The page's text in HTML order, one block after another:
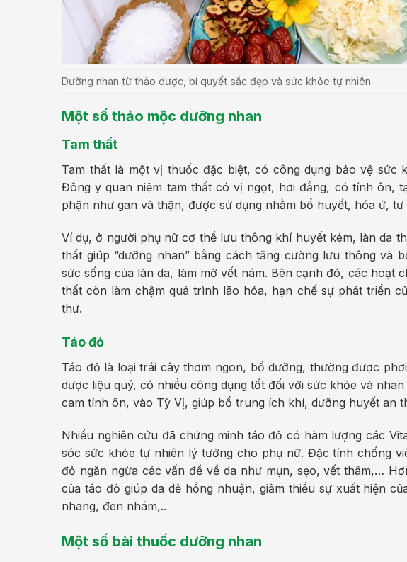
Dưỡng nhan từ thảo dược, bí quyết sắc đẹp và sức khỏe tự nhiên.
Một số thảo mộc dưỡng nhan
Tam thất
Tam thất là một vị thuốc đặc biệt, có công dụng bảo vệ sức
Đông y quan niệm tam thất có vị ngọt, hơi đắng, có tính ôn,
phận như gan và thận, được sử dụng nhằm bổ huyết, hóa ứ,
Ví dụ, ở người phụ nữ cơ thể lưu thông khí huyết kém, làn da
thất giúp “dưỡng nhan” bằng cách tăng cường lưu thông và
sức sống của làn da, làm mờ vết nám. Bên cạnh đó, các hoạt
thất còn làm chậm quá trình lão hóa, hạn chế sự phát triển
thư.
Táo đỏ
Táo đỏ là loại trái cây thơm ngon, bổ dưỡng, thường được
dược liệu quý, có nhiều công dụng tốt đối với sức khỏe và
cam tính ôn, vào Tỳ Vị, giúp bổ trung ích khí, dưỡng huyết an
Nhiều nghiên cứu đã chứng minh táo đỏ có hàm lượng các
sóc sức khỏe tự nhiên lý tưởng cho phụ nữ. Đặc tính chống
đỏ ngăn ngừa các vấn đề về da như mụn, sẹo, vết thâm,…
của táo đỏ giúp da dẻ hồng nhuận, giảm thiểu sự xuất hiện
nhang, đen nhám,..
Một số bài thuốc dưỡng nhan